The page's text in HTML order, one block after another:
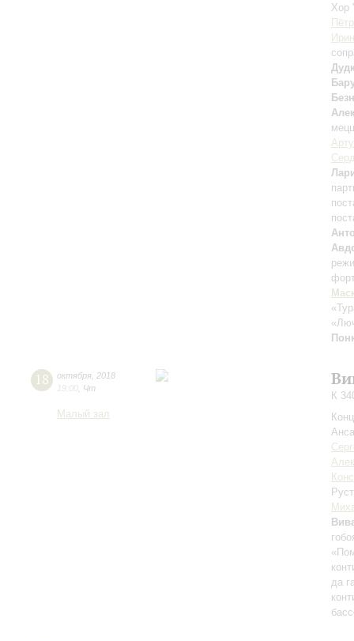
Хор
18 октября 2018
19:00 Чт
Малый зал
К
да